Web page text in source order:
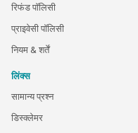
रिफंड पॉलिसी
प्राइवेसी पॉलिसी
नियम & शर्तें
लिंक्स
सामान्य प्रश्न
डिस्क्लेमर